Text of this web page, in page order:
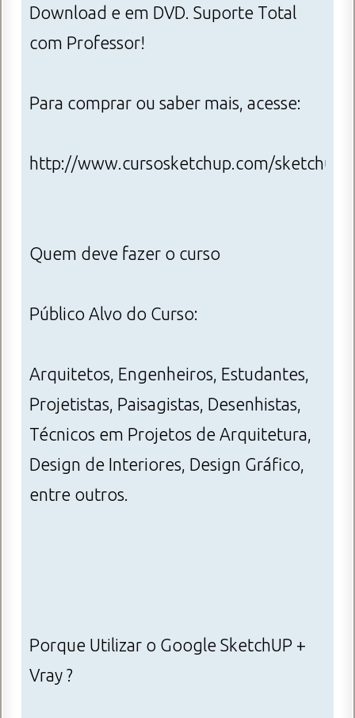
Download e em DVD. Suporte Total
com Professor!
Para comprar ou saber mais, acesse:
http://www.cursosketchup.com/
Quem deve fazer o curso
Público Alvo do Curso:
Arquitetos, Engenheiros, Estudantes,
Projetistas, Paisagistas, Desenhistas,
Técnicos em Projetos de Arquitetura,
Design de Interiores, Design Gráfico,
entre outros.
Porque Utilizar o Google SketchUP +
Vray ?